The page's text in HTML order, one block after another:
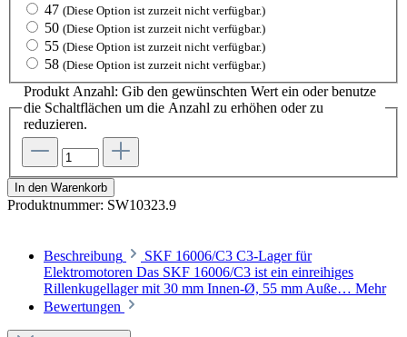
47 (Diese Option ist zurzeit nicht verfügbar.)
50 (Diese Option ist zurzeit nicht verfügbar.)
55 (Diese Option ist zurzeit nicht verfügbar.)
58 (Diese Option ist zurzeit nicht verfügbar.)
Produkt Anzahl: Gib den gewünschten Wert ein oder benutze
die Schaltflächen um die Anzahl zu erhöhen oder zu
reduzieren.
In den Warenkorb
Produktnummer: SW10323.9
Beschreibung
SKF 16006/C3 C3-Lager für
Elektromotoren Das SKF 16006/C3 ist ein einreihiges
Rillenkugellager mit 30 mm Innen-Ø, 55 mm Auße… Mehr
Bewertungen